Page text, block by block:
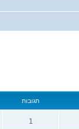
תגובות
1